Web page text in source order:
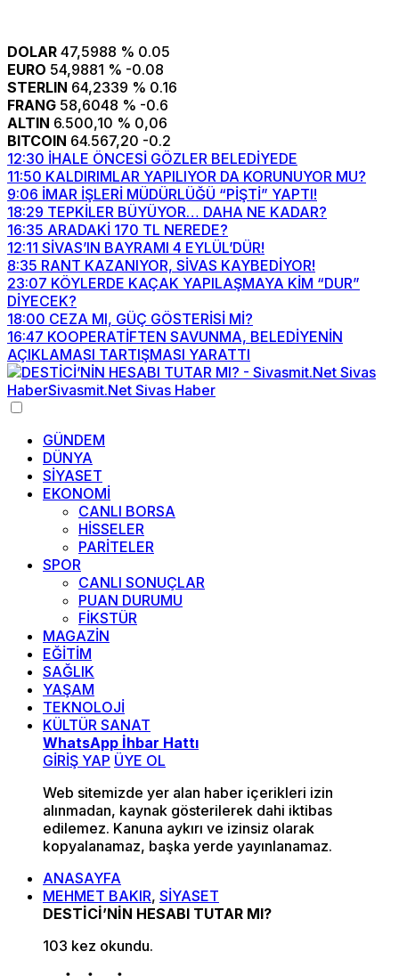
DOLAR 47,5988 % 0.05
EURO 54,9881 % -0.08
STERLIN 64,2339 % 0.16
FRANG 58,6048 % -0.6
ALTIN 6.500,10 % 0,06
BITCOIN 64.567,20 -0.2
12:30 İHALE ÖNCESİ GÖZLER BELEDİYEDE
11:50 KALDIRIMLAR YAPILIYOR DA KORUNUYOR MU?
9:06 İMAR İŞLERİ MÜDÜRLÜĞÜ “PİŞTİ” YAPTI!
18:29 TEPKİLER BÜYÜYOR… DAHA NE KADAR?
16:35 ARADAKİ 170 TL NEREDE?
12:11 SİVAS’IN BAYRAMI 4 EYLÜL’DÜR!
8:35 RANT KAZANIYOR, SİVAS KAYBEDİYOR!
23:07 KÖYLERDE KAÇAK YAPILAŞMAYA KİM “DUR”
DİYECEK?
18:00 CEZA MI, GÜÇ GÖSTERİSİ Mİ?
16:47 KOOPERATİFTEN SAVUNMA, BELEDİYENİN
AÇIKLAMASI TARTIŞMASI YARATTI
GÜNDEM
DÜNYA
SİYASET
EKONOMİ
CANLI BORSA
HİSSELER
PARİTELER
SPOR
CANLI SONUÇLAR
PUAN DURUMU
FİKSTÜR
MAGAZİN
EĞİTİM
SAĞLIK
YAŞAM
TEKNOLOJİ
KÜLTÜR SANAT
WhatsApp İhbar Hattı
GİRİŞ YAP ÜYE OL
Web sitemizde yer alan haber içerikleri izin
alınmadan, kaynak gösterilerek dahi iktibas
edilemez. Kanuna aykırı ve izinsiz olarak
kopyalanamaz, başka yerde yayınlanamaz.
ANASAYFA
MEHMET BAKIR, SİYASET
DESTİCİ’NİN HESABI TUTAR MI?
103 kez okundu.